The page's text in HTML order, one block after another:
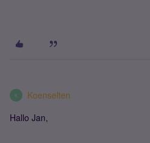
K Koenselten
Hallo Jan,